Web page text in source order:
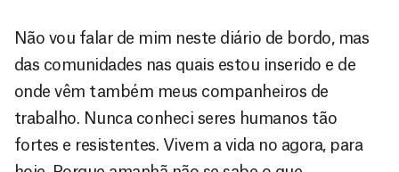
Não vou falar de mim neste diário de bordo, mas
das comunidades nas quais estou inserido e de
onde vêm também meus companheiros de
trabalho. Nunca conheci seres humanos tão
fortes e resistentes. Vivem a vida no agora, para